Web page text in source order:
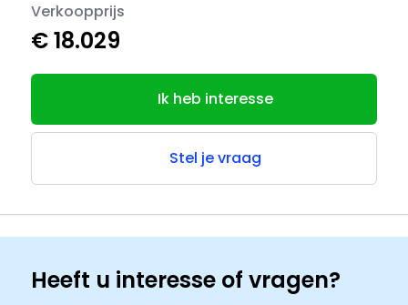
Verkoopprijs
€ 18.029
Ik heb interesse
Stel je vraag
Heeft u interesse of vragen?